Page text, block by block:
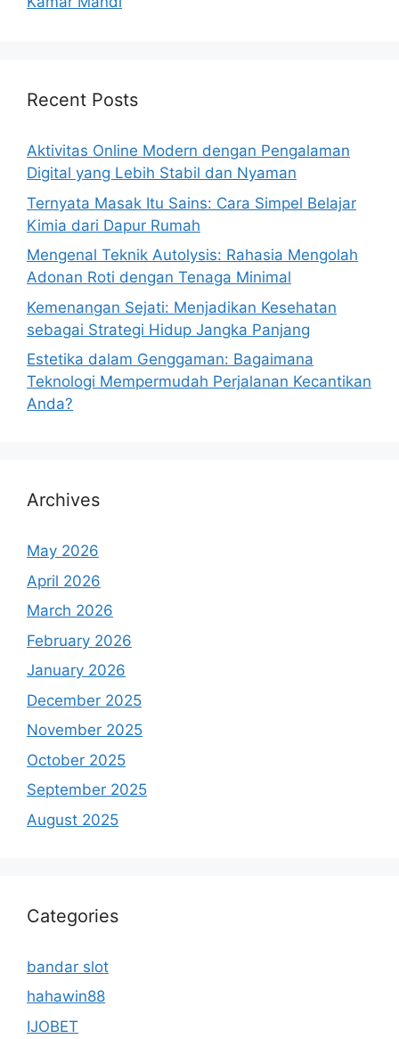
Recent Posts
Aktivitas Online Modern dengan Pengalaman
Digital yang Lebih Stabil dan Nyaman
Ternyata Masak Itu Sains: Cara Simpel Belajar
Kimia dari Dapur Rumah
Mengenal Teknik Autolysis: Rahasia Mengolah
Adonan Roti dengan Tenaga Minimal
Kemenangan Sejati: Menjadikan Kesehatan
sebagai Strategi Hidup Jangka Panjang
Estetika dalam Genggaman: Bagaimana
Teknologi Mempermudah Perjalanan Kecantikan
Anda?
Archives
May 2026
April 2026
March 2026
February 2026
January 2026
December 2025
November 2025
October 2025
September 2025
August 2025
Categories
bandar slot
hahawin88
IJOBET